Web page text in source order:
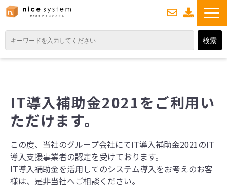
業務DXソリューション
導入事例
業務のお悩みスッキリ通信
よくあるご質問
IT導入補助金2021をご利用い
ただけます。
この度、当社のグループ会社にてIT導入補助金2021のIT
導入支援事業者の認定を受けております。
IT導入補助金を活用してのシステム導入をお考えのお客
様は、是非当社へご相談ください。